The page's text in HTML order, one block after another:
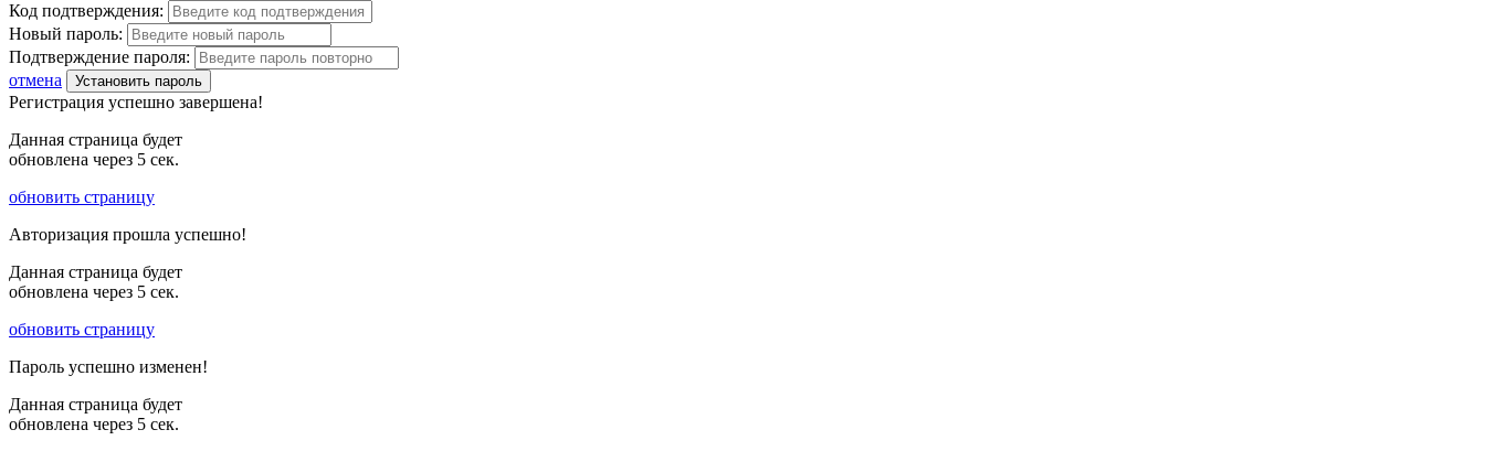
Код подтверждения:
Новый пароль:
Подтверждение пароля:
отмена
Установить пароль
Регистрация успешно завершена!
Данная страница будет
обновлена через 5 сек.
обновить страницу
Авторизация прошла успешно!
Данная страница будет
обновлена через 5 сек.
обновить страницу
Пароль успешно изменен!
Данная страница будет
обновлена через 5 сек.